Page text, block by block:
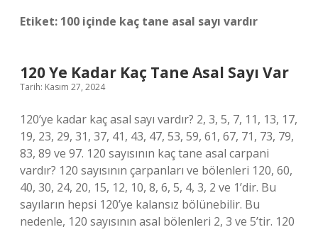
Etiket: 100 içinde kaç tane asal sayı vardır
120 Ye Kadar Kaç Tane Asal Sayı Var
Tarih: Kasım 27, 2024
120’ye kadar kaç asal sayı vardır? 2, 3, 5, 7, 11, 13, 17,
19, 23, 29, 31, 37, 41, 43, 47, 53, 59, 61, 67, 71, 73, 79,
83, 89 ve 97. 120 sayısının kaç tane asal carpani
vardır? 120 sayısının çarpanları ve bölenleri 120, 60,
40, 30, 24, 20, 15, 12, 10, 8, 6, 5, 4, 3, 2 ve 1’dir. Bu
sayıların hepsi 120’ye kalansız bölünebilir. Bu
nedenle, 120 sayısının asal bölenleri 2, 3 ve 5’tir. 120